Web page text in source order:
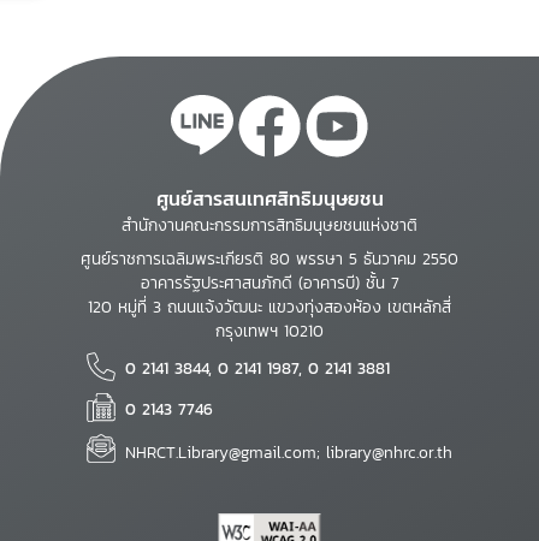
ศูนย์สารสนเทศสิทธิมนุษยชน
สำนักงานคณะกรรมการสิทธิมนุษยชนแห่งชาติ
ศูนย์ราชการเฉลิมพระเกียรติ 80 พรรษา 5 ธันวาคม 2550
อาคารรัฐประศาสนภักดี (อาคารบี) ชั้น 7
120 หมู่ที่ 3 ถนนแจ้งวัฒนะ แขวงทุ่งสองห้อง เขตหลักสี่
กรุงเทพฯ 10210
0 2141 3844, 0 2141 1987, 0 2141 3881
0 2143 7746
NHRCT.Library@gmail.com; library@nhrc.or.th